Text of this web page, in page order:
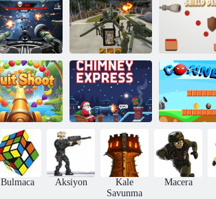
Uçak Uzay
Kulesi
Topçu Süresi
Kalkan
Savunucusu
Meyve Çekimi Baca Ekspresi Bağlamak
Bulmaca Aksiyon
Kale
Savunma
Macera